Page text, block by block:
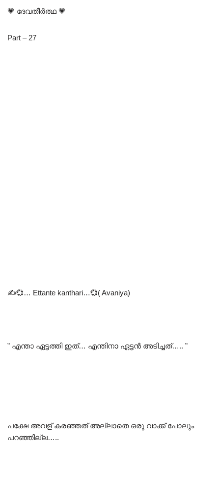
💗 ദേവതീർത്ഥ 💗
Part – 27
✍️💞… Ettante kanthari…💞( Avaniya)
” എന്താ ഏട്ടത്തി ഇത്… എന്തിനാ ഏട്ടൻ അടിച്ചത്….. ”
പക്ഷേ അവള് കരഞ്ഞത് അല്ലാതെ ഒരു വാക്ക് പോലും
പറഞ്ഞില്ല…..